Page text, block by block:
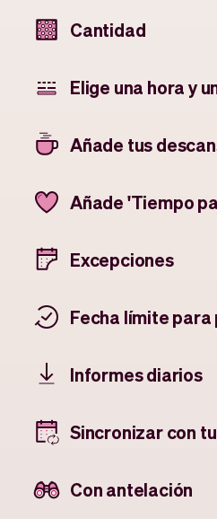
Cantidad
Elige una hora y
Añade tus
Añade 'Tiempo
Excepciones
Fecha límite
Informes diarios
Sincronizar con
Con antelación